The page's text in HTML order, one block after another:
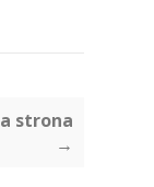
strona
→